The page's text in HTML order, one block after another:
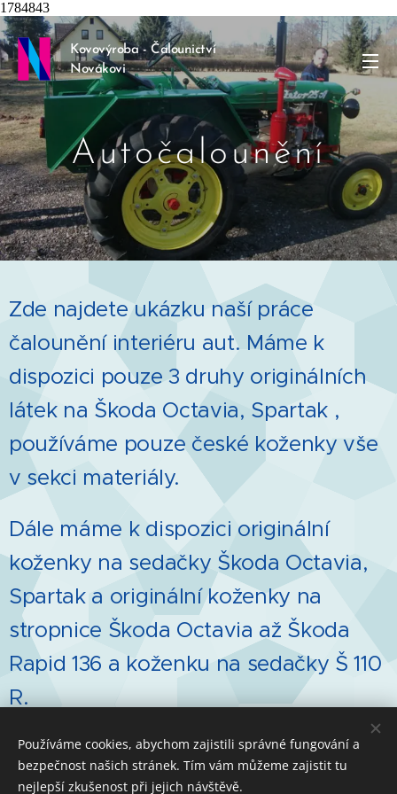
1784843
Kovovýroba - Čalounictví
Novákovi
Autočalounění
Zde najdete ukázku naší práce
čalounění interiéru aut. Máme k
dispozici pouze 3 druhy originálních
látek na Škoda Octavia, Spartak ,
používáme pouze české koženky vše
v sekci materiály.
Dále máme k dispozici originální
koženky na sedačky Škoda Octavia,
Spartak a originální koženky na
stropnice Škoda Octavia až Škoda
Rapid 136 a koženku na sedačky Š 110
R.
Používáme cookies, abychom zajistili správné fungování a
bezpečnost našich stránek. Tím vám můžeme zajistit tu
nejlepší zkušenost při jejich návštěvě.